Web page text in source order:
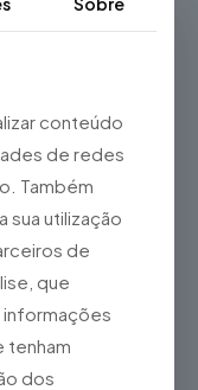
e exteriores
conteúdo
de redes
Também
sua utilização
de
que
tenham
dos